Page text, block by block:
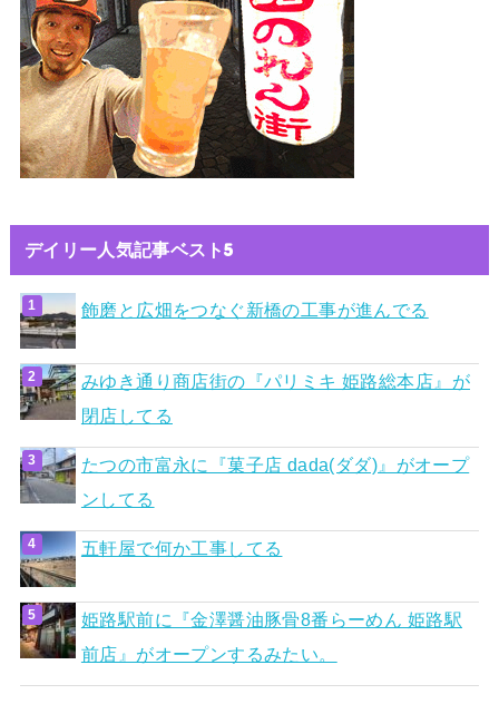
デイリー人気記事ベスト5
飾磨と広畑をつなぐ新橋の工事が進んでる
みゆき通り商店街の『パリミキ 姫路総本店』が
閉店してる
たつの市富永に『菓子店 dada(ダダ)』がオープ
ンしてる
五軒屋で何か工事してる
姫路駅前に『金澤醤油豚骨8番らーめん 姫路駅
前店』がオープンするみたい。